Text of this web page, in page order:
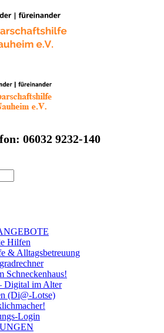
06032 9232-140
Hilfen
& Alltagsbetreuung
Schneckenhaus!
Digital im Alter
(Di@-Lotse)
Login